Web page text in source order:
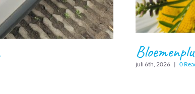
juli 6th, 2026 | 0